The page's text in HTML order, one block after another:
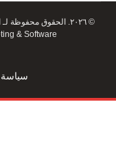
© ٢٠٢٦. الحقوق محفوظة لـ المركز الدولي الشامل – مطور الموقع:
& Software